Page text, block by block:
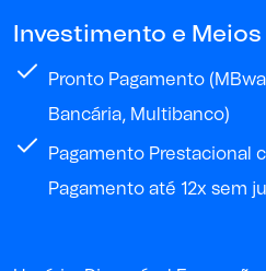
Investimento e
Pronto Pagamento
Bancária, Multibanco)
Pagamento Prestacional
Pagamento até 12x sem